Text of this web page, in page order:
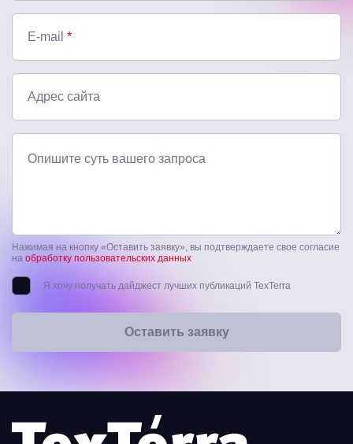
E-mail *
Адрес сайта
Опишите суть вашего запроса
Нажимая на кнопку «Оставить заявку», вы подтверждаете свое согласие
на обработку пользовательских данных
Я хочу получать дайджест лучших публикаций TexTerra
Оставить заявку